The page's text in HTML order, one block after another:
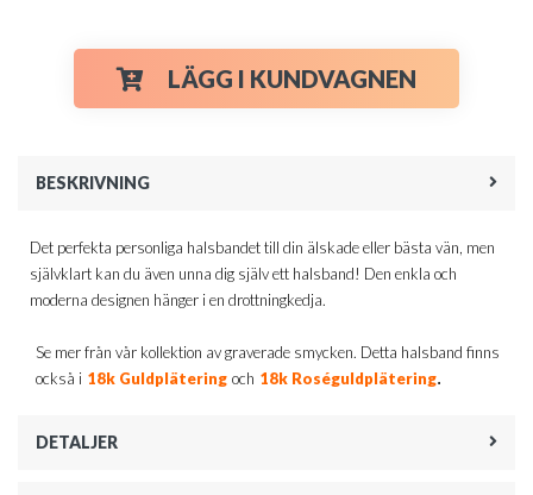
LÄGG I KUNDVAGNEN
BESKRIVNING
Det perfekta personliga halsbandet till din älskade eller bästa vän, men
självklart kan du även unna dig själv ett halsband! Den enkla och
moderna designen hänger i en drottningkedja.
Se mer från vår kollektion av graverade smycken. Detta halsband finns
också i 18k Guldplätering och 18k Roséguldplätering.
DETALJER